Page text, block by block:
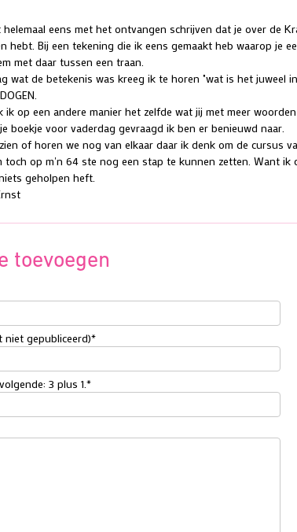
eens met het ontvangen schrijven dat je over de
hebt. Bij een tekening die ik eens gemaakt heb waarop je
met daar tussen een traan.
wat de betekenis was kreeg ik te horen "wat is het juweel
ik op een andere manier het zelfde wat jij met meer
boekje voor vaderdag gevraagd ik ben er benieuwd naar.
of horen we nog van elkaar daar ik denk om de cursus
toch op m'n 64 ste nog een stap te kunnen zetten. Want ik
geholpen heft.
toevoegen
niet gepubliceerd)*
3 plus 1.*